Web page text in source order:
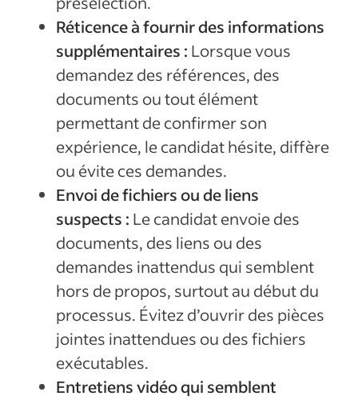
Réticence à fournir des informations
supplémentaires : Lorsque vous
demandez des références, des
documents ou tout élément
permettant de confirmer son
expérience, le candidat hésite, diffère
ou évite ces demandes.
Envoi de fichiers ou de liens
suspects : Le candidat envoie des
documents, des liens ou des
demandes inattendus qui semblent
hors de propos, surtout au début du
processus. Évitez d’ouvrir des pièces
jointes inattendues ou des fichiers
exécutables.
Entretiens vidéo qui semblent